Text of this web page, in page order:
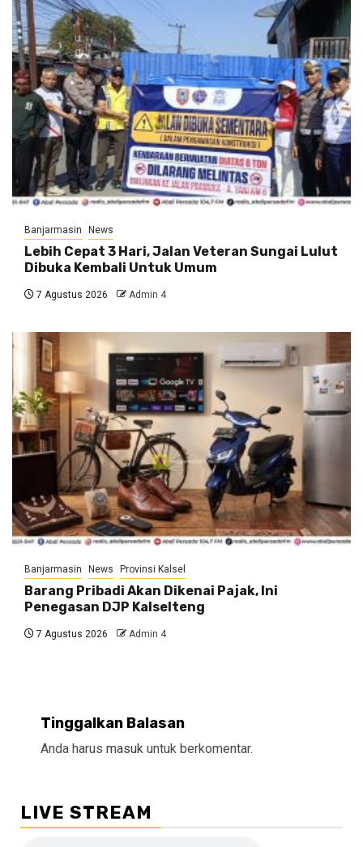
Banjarmasin News
Lebih Cepat 3 Hari, Jalan Veteran Sungai Lulut
Dibuka Kembali Untuk Umum
7 Agustus 2026 Admin 4
Banjarmasin News Provinsi Kalsel
Barang Pribadi Akan Dikenai Pajak, Ini
Penegasan DJP Kalselteng
7 Agustus 2026 Admin 4
Tinggalkan Balasan
Anda harus masuk untuk berkomentar.
LIVE STREAM